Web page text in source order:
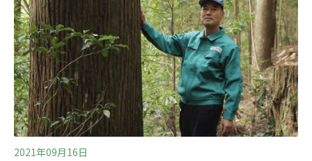
在回顧與展望未來，能否透過一套「公平貿易氣候標準」
作為支持小農戶和農村社區產生公平貿易碳信用並進入碳
市場的一種方式，以打造糧食系統的低碳未來。
2021年09月16日